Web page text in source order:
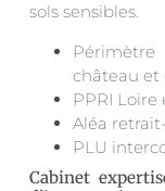
sols sensibles.
château et
PPRI Loire
Aléa
PLU
Cabinet